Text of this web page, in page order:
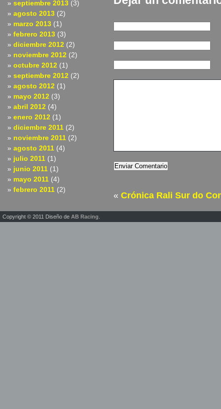
septiembre 2013 (3)
agosto 2013 (2)
marzo 2013 (1)
febrero 2013 (3)
diciembre 2012 (2)
noviembre 2012 (2)
octubre 2012 (1)
septiembre 2012 (2)
agosto 2012 (1)
mayo 2012 (3)
abril 2012 (4)
enero 2012 (1)
diciembre 2011 (2)
noviembre 2011 (2)
agosto 2011 (4)
julio 2011 (1)
junio 2011 (1)
mayo 2011 (4)
febrero 2011 (2)
« Crónica Rali Sur do
Copyright © 2011 Diseño de AB Racing